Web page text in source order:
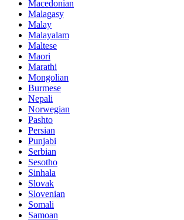
Macedonian
Malagasy
Malay
Malayalam
Maltese
Maori
Marathi
Mongolian
Burmese
Nepali
Norwegian
Pashto
Persian
Punjabi
Serbian
Sesotho
Sinhala
Slovak
Slovenian
Somali
Samoan